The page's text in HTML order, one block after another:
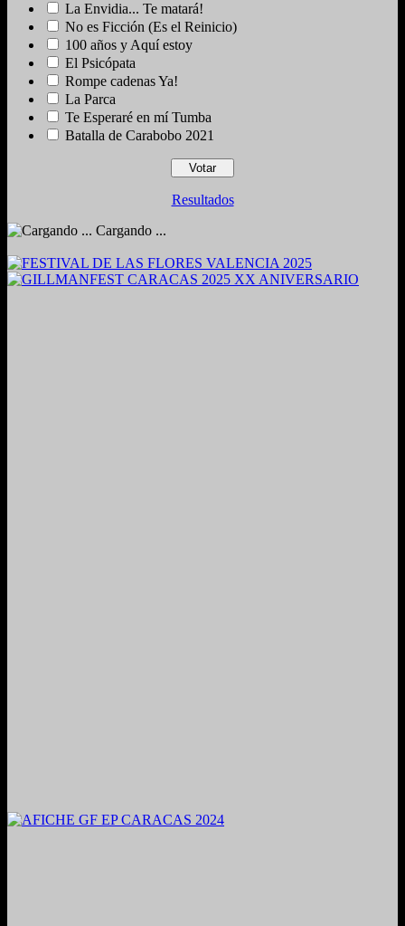
La Envidia... Te matará!
No es Ficción (Es el Reinicio)
100 años y Aquí estoy
El Psicópata
Rompe cadenas Ya!
La Parca
Te Esperaré en mí Tumba
Batalla de Carabobo 2021
Resultados
Cargando ...